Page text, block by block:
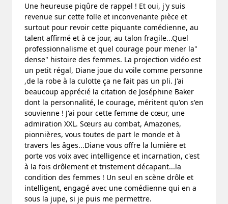
Une heureuse piqûre de rappel ! Et oui, j'y suis
revenue sur cette folle et inconvenante pièce et
surtout pour revoir cette piquante comédienne, au
talent affirmé et à ce jour, au talon fragile...Quel
professionnalisme et quel courage pour mener la"
dense" histoire des femmes. La projection vidéo est
un petit régal, Diane joue du voile comme personne
,de la robe à la culotte ça ne fait pas un pli. J'ai
beaucoup apprécié la citation de Joséphine Baker
dont la personnalité, le courage, méritent qu'on s'en
souvienne ! J'ai pour cette femme de cœur, une
admiration XXL. Sœurs au combat, Amazones,
pionnières, vous toutes de part le monde et à
travers les âges...Diane vous offre la lumière et
porte vos voix avec intelligence et incarnation, c'est
à la fois drôlement et tristement décapant...la
condition des femmes ! Un seul en scène drôle et
intelligent, engagé avec une comédienne qui en a
sous la jupe, si je puis me permettre.